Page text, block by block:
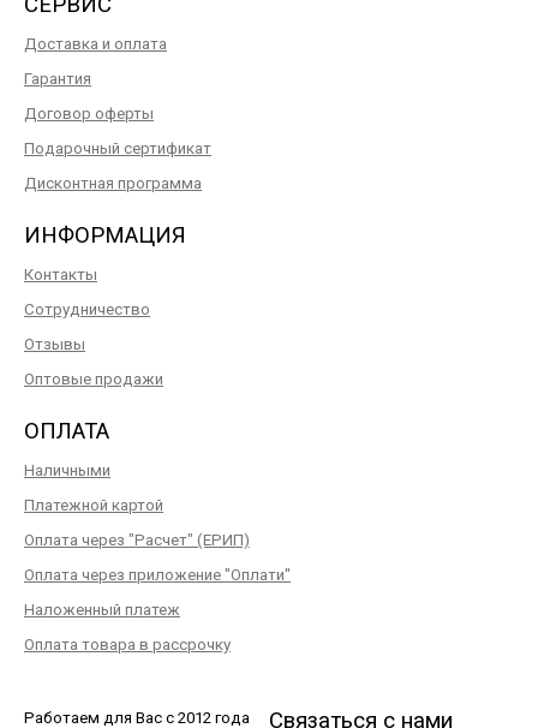
Доставка и оплата
Гарантия
Договор оферты
Подарочный сертификат
Дисконтная программа
ИНФОРМАЦИЯ
Контакты
Сотрудничество
Отзывы
Оптовые продажи
ОПЛАТА
Наличными
Платежной картой
Оплата через "Расчет" (ЕРИП)
Оплата через приложение "Оплати"
Наложенный платеж
Оплата товара в рассрочку
Работаем для Вас с 2012 года Связаться с нами